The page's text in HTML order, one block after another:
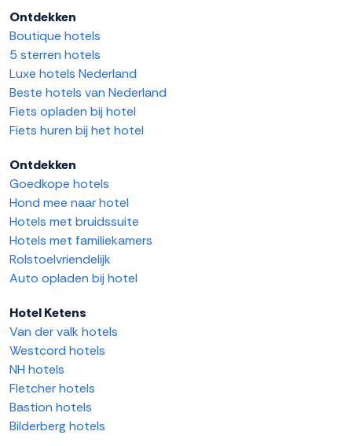
Ontdekken
Boutique hotels
5 sterren hotels
Luxe hotels Nederland
Beste hotels van Nederland
Fiets opladen bij hotel
Fiets huren bij het hotel
Ontdekken
Goedkope hotels
Hond mee naar hotel
Hotels met bruidssuite
Hotels met familiekamers
Rolstoelvriendelijk
Auto opladen bij hotel
Hotel Ketens
Van der valk hotels
Westcord hotels
NH hotels
Fletcher hotels
Bastion hotels
Bilderberg hotels